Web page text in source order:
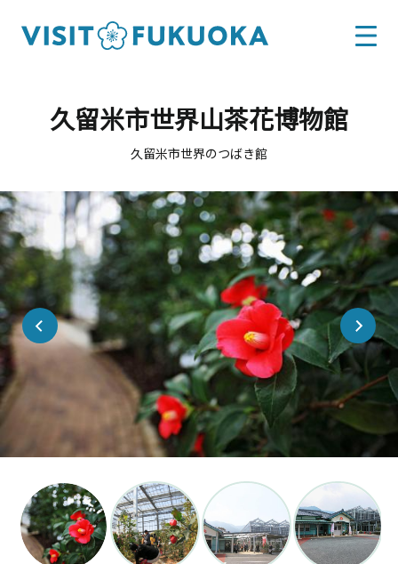
久留米市世界山茶花博物館
久留米市世界のつばき館